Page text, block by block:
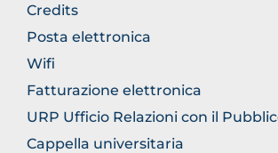
BROWSE
THE
SECTION
Credits
Posta elettronica
Wifi
Fatturazione elettronica
URP Ufficio Relazioni con il
Cappella universitaria